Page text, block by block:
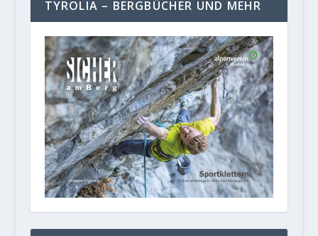
TYROLIA – BERGBÜCHER UND MEHR